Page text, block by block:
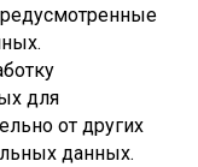
для
от других
данных.